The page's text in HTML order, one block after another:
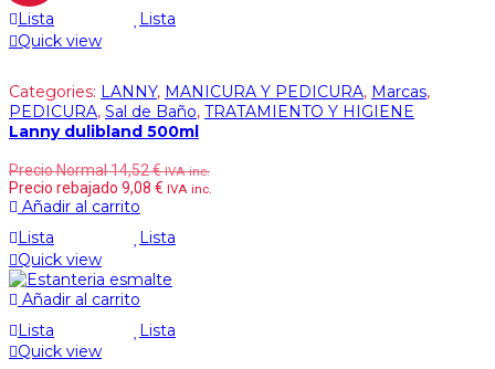
Lista
Lista
Quick view
Categories: LANNY, MANICURA Y PEDICURA, Marcas,
PEDICURA, Sal de Baño, TRATAMIENTO Y HIGIENE
Lanny dulibland 500ml
Precio Normal14,52€ IVA inc.
Precio rebajado 9,08 € IVA inc.
Añadir al carrito
Lista
Lista
Quick view
Añadir al carrito
Lista
Lista
Quick view